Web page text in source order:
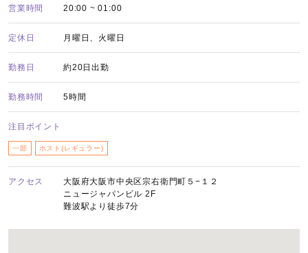
営業時間 20:00 ~ 01:00
定休日 月曜日、火曜日
勤務日 約20日出勤
勤務時間 5時間
注目ポイント
一部 ホスト(レギュラー)
アクセス
大阪府大阪市中央区宗右衛門町５−１２
ニュージャパンビル 2F
難波駅より徒歩7分